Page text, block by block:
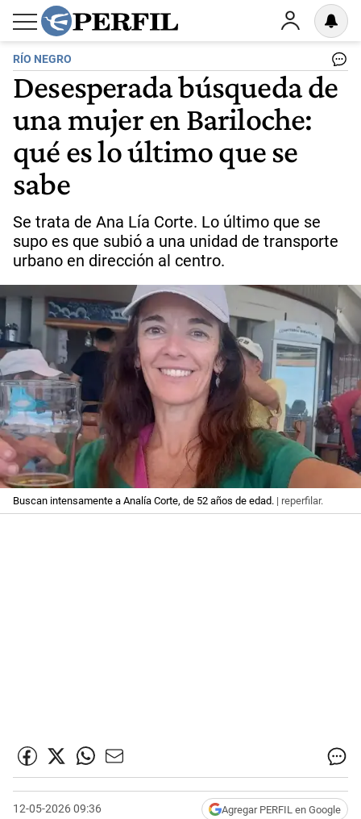
RÍO NEGRO
Desesperada búsqueda de
una mujer en Bariloche:
qué es lo último que se
sabe
Se trata de Ana Lía Corte. Lo último que se
supo es que subió a una unidad de transporte
urbano en dirección al centro.
Buscan intensamente a Analía Corte, de 52 años de edad. | reperfilar.
12-05-2026 09:36 Agregar PERFIL en Google